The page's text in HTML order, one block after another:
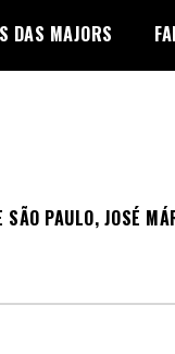
DAS MAJORS
PAULO, JOSÉ